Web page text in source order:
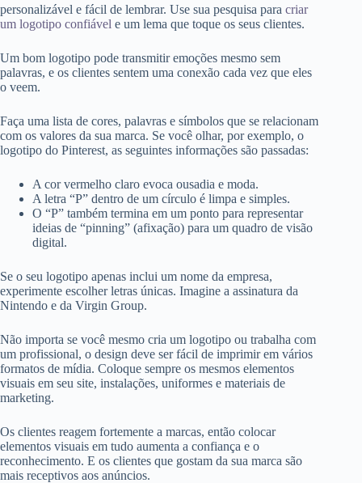
personalizável e fácil de lembrar. Use sua pesquisa para criar
um logotipo confiável e um lema que toque os seus clientes.
Um bom logotipo pode transmitir emoções mesmo sem
palavras, e os clientes sentem uma conexão cada vez que eles
o veem.
Faça uma lista de cores, palavras e símbolos que se relacionam
com os valores da sua marca. Se você olhar, por exemplo, o
logotipo do Pinterest, as seguintes informações são passadas:
A cor vermelho claro evoca ousadia e moda.
A letra “P” dentro de um círculo é limpa e simples.
O “P” também termina em um ponto para representar
ideias de “pinning” (afixação) para um quadro de visão
digital.
Se o seu logotipo apenas inclui um nome da empresa,
experimente escolher letras únicas. Imagine a assinatura da
Nintendo e da Virgin Group.
Não importa se você mesmo cria um logotipo ou trabalha com
um profissional, o design deve ser fácil de imprimir em vários
formatos de mídia. Coloque sempre os mesmos elementos
visuais em seu site, instalações, uniformes e materiais de
marketing.
Os clientes reagem fortemente a marcas, então colocar
elementos visuais em tudo aumenta a confiança e o
reconhecimento. E os clientes que gostam da sua marca são
mais receptivos aos anúncios.